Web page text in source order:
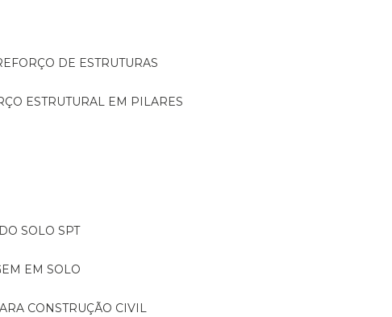
REFORÇO DE ESTRUTURAS
ESTRUTURAL EM PILARES
SOLO SPT
EM SOLO
CONSTRUÇÃO CIVIL